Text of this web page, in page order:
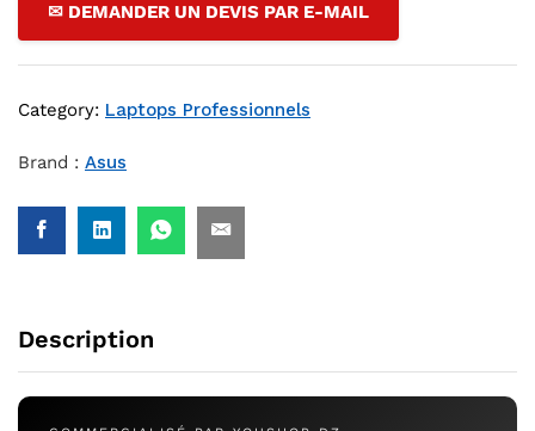
✉ DEMANDER UN DEVIS PAR E-MAIL
Category: Laptops Professionnels
Brand : Asus
Description